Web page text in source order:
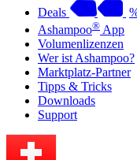
Deals
Ashampoo® App
Volumenlizenzen
Wer ist Ashampoo?
Marktplatz-Partner
Tipps & Tricks
Downloads
Support